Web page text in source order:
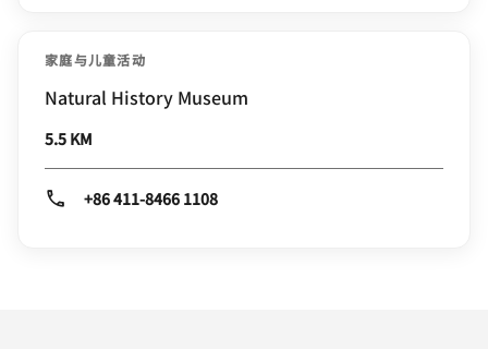
家庭与儿童活动
Natural History Museum
5.5 KM
+86 411-8466 1108